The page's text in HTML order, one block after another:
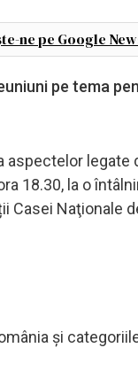
ne pe Google
pe tema
18.30, la o
Casei Naţionale
și